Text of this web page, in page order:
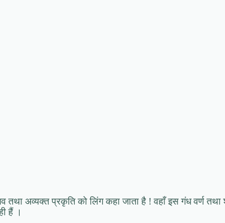
अव्यक्त प्रकृति को लिंग कहा जाता है ! वहाँ इस गंध वर्ण तथा
हैं ।